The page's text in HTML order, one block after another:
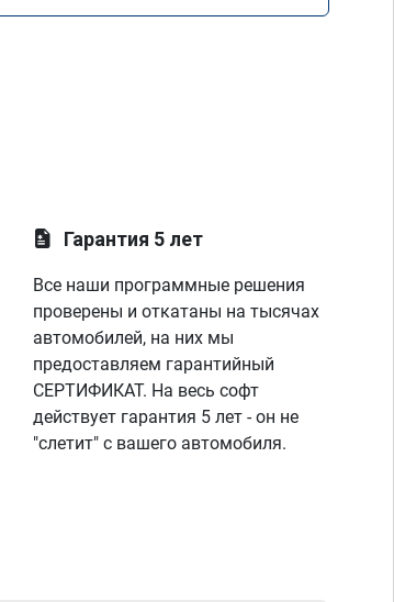
Гарантия 5 лет
Все наши программные решения
проверены и откатаны на тысячах
автомобилей, на них мы
предоставляем гарантийный
СЕРТИФИКАТ. На весь софт
действует гарантия 5 лет - он не
"слетит" с вашего автомобиля.